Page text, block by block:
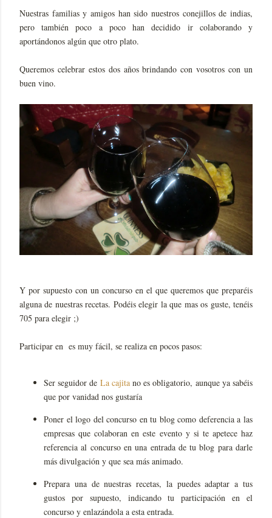
Nuestras familias y amigos han sido nuestros conejillos de indias,
pero también poco a poco han decidido ir colaborando y
aportándonos algún que otro plato.
Queremos celebrar estos dos años brindando con vosotros con un
buen vino.
Y por supuesto con un concurso en el que queremos que preparéis
alguna de nuestras recetas. Podéis elegir la que mas os guste, tenéis
705 para elegir ;)
Participar en es muy fácil, se realiza en pocos pasos:
Ser seguidor de La cajitano es obligatorio, aunque ya sabéis
que por vanidad nos gustaría
Poner el logo del concurso en tu blog como deferencia a las
empresas que colaboran en este evento y si te apetece haz
referencia al concurso en una entrada de tu blog para darle
más divulgación y que sea más animado.
Prepara una de nuestras recetas, la puedes adaptar a tus
gustos por supuesto, indicando tu participación en el
concurso y enlazándola a esta entrada.